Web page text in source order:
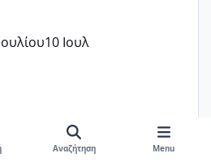
10 Ιουλ
Αναζήτηση Menu